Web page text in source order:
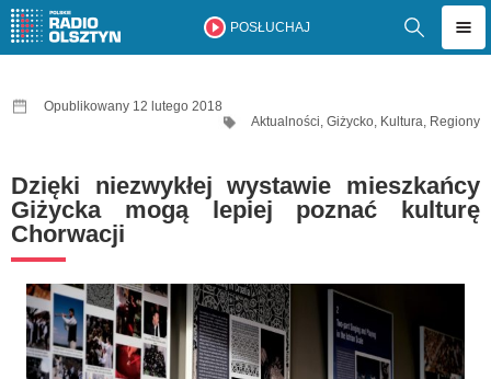
POSŁUCHAJ
Opublikowany 12 lutego 2018
Aktualności, Giżycko, Kultura, Regiony
Dzięki niezwykłej wystawie mieszkańcy
Giżycka mogą lepiej poznać kulturę
Chorwacji